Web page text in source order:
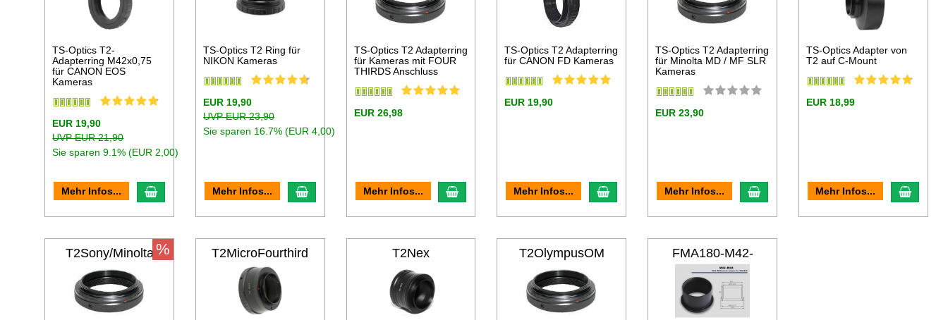
TS-Optics T2-
Adapterring M42x0,75
für CANON EOS
Kameras
EUR 19,90
UVP EUR 21,90
Sie sparen 9.1% (EUR 2,00)
Mehr Infos... In den Warenkorb
TS-Optics T2 Ring für
NIKON Kameras
EUR 19,90
UVP EUR 23,90
Sie sparen 16.7% (EUR 4,00)
Mehr Infos... In den Warenkorb
TS-Optics T2 Adapterring
für Kameras mit FOUR
THIRDS Anschluss
EUR 26,98
Mehr Infos... In den Warenkorb
TS-Optics T2 Adapterring
für CANON FD Kameras
EUR 19,90
Mehr Infos... In den Warenkorb
TS-Optics T2 Adapterring
für Minolta MD / MF SLR
Kameras
EUR 23,90
Mehr Infos... In den Warenkorb
TS-Optics Adapter von
T2 auf C-Mount
EUR 18,99
Mehr Infos... In den
T2Sony/Minolta %
T2MicroFourthird
s
T2Nex T2OlympusOM
FMA180-M42-
M48